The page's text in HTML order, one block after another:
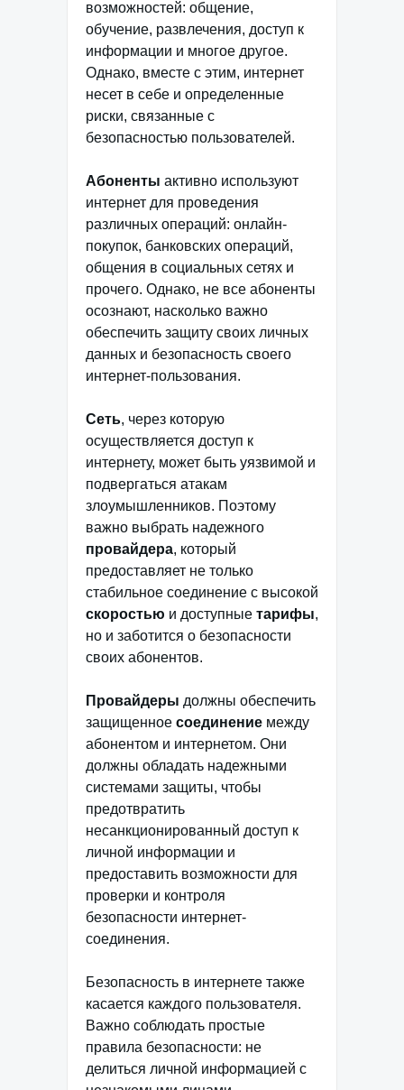
возможностей: общение,
обучение, развлечения, доступ к
информации и многое другое.
Однако, вместе с этим, интернет
несет в себе и определенные
риски, связанные с
безопасностью пользователей.
Абоненты активно используют
интернет для проведения
различных операций: онлайн-
покупок, банковских операций,
общения в социальных сетях и
прочего. Однако, не все абоненты
осознают, насколько важно
обеспечить защиту своих личных
данных и безопасность своего
интернет-пользования.
Сеть, через которую
осуществляется доступ к
интернету, может быть уязвимой и
подвергаться атакам
злоумышленников. Поэтому
важно выбрать надежного
провайдера, который
предоставляет не только
стабильное соединение с высокой
скоростью и доступные тарифы,
но и заботится о безопасности
своих абонентов.
Провайдеры должны обеспечить
защищенное соединение между
абонентом и интернетом. Они
должны обладать надежными
системами защиты, чтобы
предотвратить
несанкционированный доступ к
личной информации и
предоставить возможности для
проверки и контроля
безопасности интернет-
соединения.
Безопасность в интернете также
касается каждого пользователя.
Важно соблюдать простые
правила безопасности: не
делиться личной информацией с